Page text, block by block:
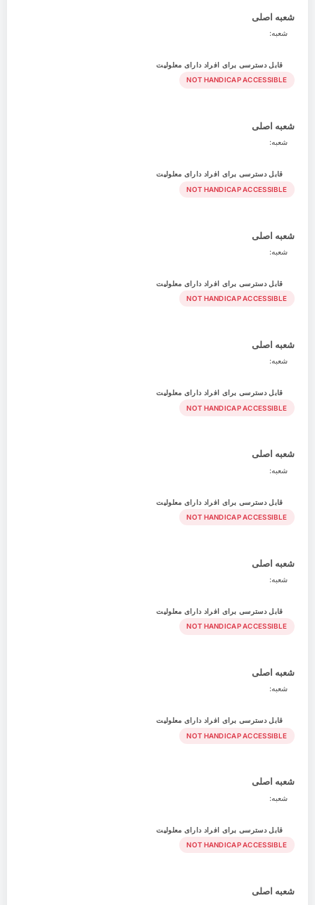
شعبه اصلی
شعبه:
قابل دسترسی برای افراد دارای معلولیت
NOT HANDICAP ACCESSIBLE
شعبه اصلی
شعبه:
قابل دسترسی برای افراد دارای معلولیت
NOT HANDICAP ACCESSIBLE
شعبه اصلی
شعبه:
قابل دسترسی برای افراد دارای معلولیت
NOT HANDICAP ACCESSIBLE
شعبه اصلی
شعبه:
قابل دسترسی برای افراد دارای معلولیت
NOT HANDICAP ACCESSIBLE
شعبه اصلی
شعبه:
قابل دسترسی برای افراد دارای معلولیت
NOT HANDICAP ACCESSIBLE
شعبه اصلی
شعبه:
قابل دسترسی برای افراد دارای معلولیت
NOT HANDICAP ACCESSIBLE
شعبه اصلی
شعبه:
قابل دسترسی برای افراد دارای معلولیت
NOT HANDICAP ACCESSIBLE
شعبه اصلی
شعبه:
قابل دسترسی برای افراد دارای معلولیت
NOT HANDICAP ACCESSIBLE
شعبه اصلی